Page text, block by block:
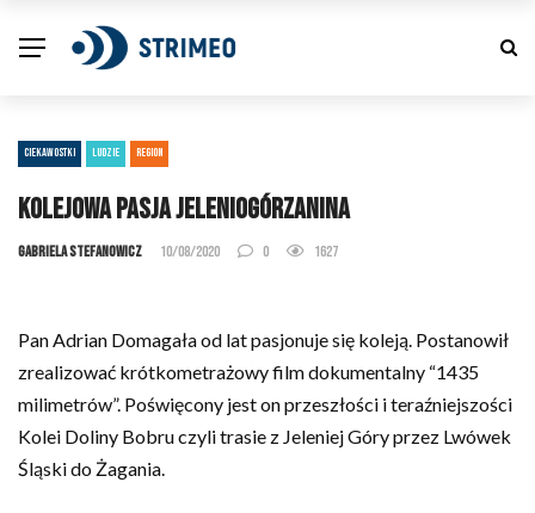
CIEKAWOSTKI LUDZIE REGION
Kolejowa pasja Jeleniogórzanina
Gabriela Stefanowicz 10/08/2020 0 1627
Pan Adrian Domagała od lat pasjonuje się koleją. Postanowił
zrealizować krótkometrażowy film dokumentalny “1435
milimetrów”. Poświęcony jest on przeszłości i teraźniejszości
Kolei Doliny Bobru czyli trasie z Jeleniej Góry przez Lwówek
Śląski do Żagania.